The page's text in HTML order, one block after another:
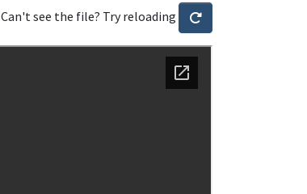
Can't see the file? Try reloading